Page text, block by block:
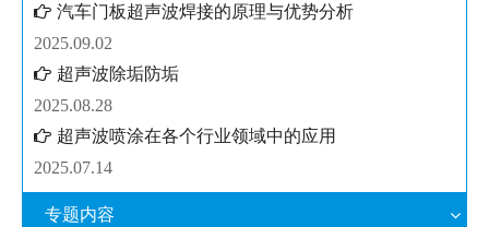
汽车门板超声波焊接的原理与优势分析
2025.09.02
超声波除垢防垢
2025.08.28
超声波喷涂在各个行业领域中的应用
2025.07.14
专题内容